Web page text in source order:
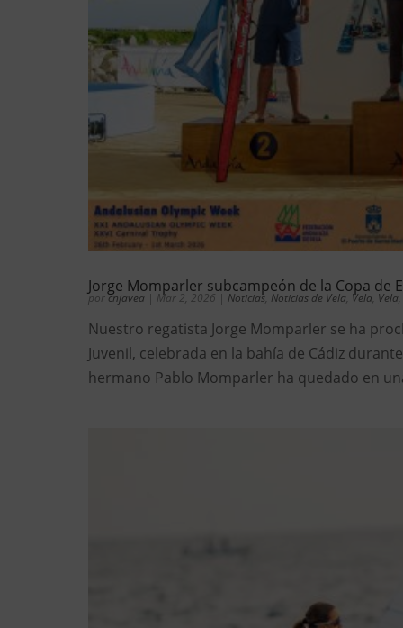
Jorge Momparler subcampeón de la Copa de
porcnjavea | Mar 2, 2026 | Noticias Noticias de Vela Vela Vela
Nuestro regatista Jorge Momparler se ha
Juvenil, celebrada en la bahía de Cádiz
hermano Pablo Momparler ha quedado en